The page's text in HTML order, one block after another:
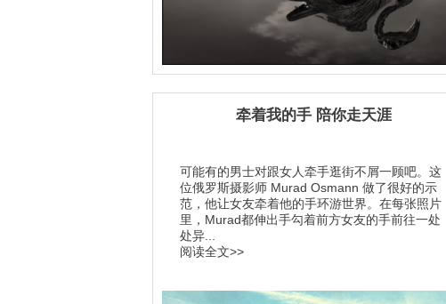
牵着我的手 陪你走天涯
可能有的男士对跟女人牵手逛街不屑一顾吧。这
位俄罗斯摄影师 Murad Osmann 做了很好的示
范，他让女友牵着他的手环游世界。在每张照片
里，Murad都伸出手勾着前方女友的手前往一处
处异...
阅读全文>>